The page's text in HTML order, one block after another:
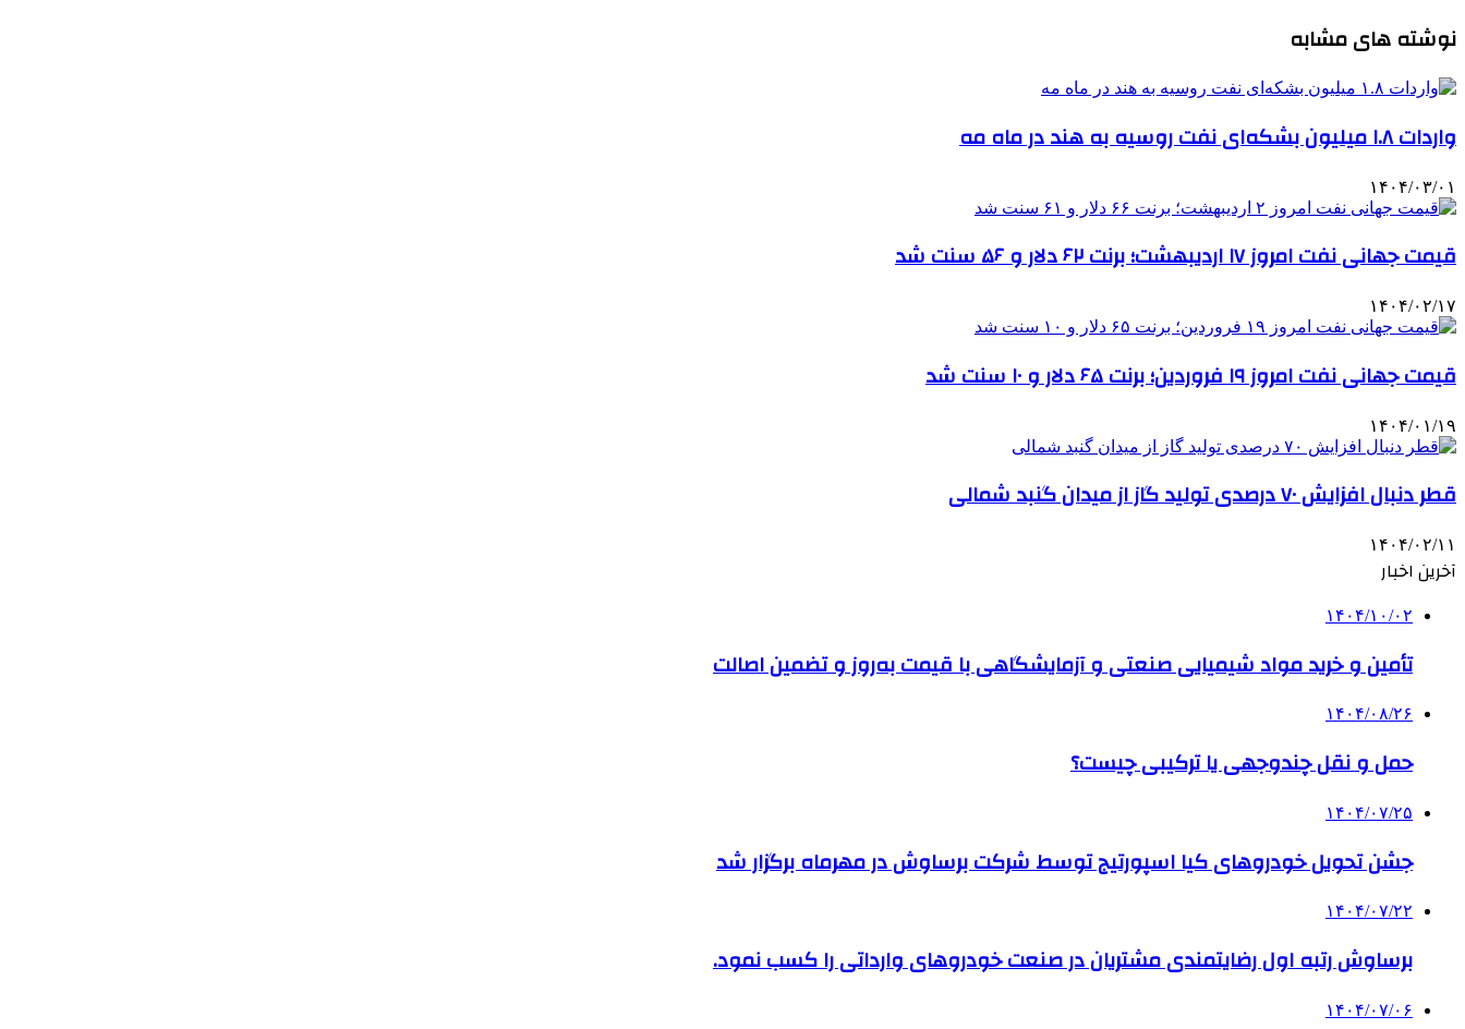
نوشته های مشابه
واردات ۱.۸ میلیون بشکه‌ای نفت روسیه به هند در ماه مه
۱۴۰۴/۰۳/۰۱
قیمت جهانی نفت امروز ۱۷ اردیبهشت؛ برنت ۶۲ دلار و ۵۶ سنت شد
۱۴۰۴/۰۲/۱۷
قیمت جهانی نفت امروز ۱۹ فروردین؛ برنت ۶۵ دلار و ۱۰ سنت شد
۱۴۰۴/۰۱/۱۹
قطر دنبال افزایش ۷۰ درصدی تولید گاز از میدان گنبد شمالی
۱۴۰۴/۰۲/۱۱
آخرین اخبار
۱۴۰۴/۱۰/۰۲
تأمین و خرید مواد شیمیایی صنعتی و آزمایشگاهی با قیمت به‌روز و تضمین اصالت
۱۴۰۴/۰۸/۲۶
حمل و نقل چندوجهی یا ترکیبی چیست؟
۱۴۰۴/۰۷/۲۵
جشن تحویل خودروهای کیا اسپورتیج توسط شرکت برساوش در مهرماه برگزار شد
۱۴۰۴/۰۷/۲۲
برساوش رتبه اول رضایتمندی مشتریان در صنعت خودروهای وارداتی را کسب نمود.
۱۴۰۴/۰۷/۰۶